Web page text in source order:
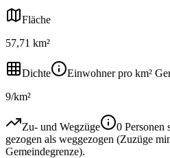
Fläche
57,71 km²
Dichte
Einwohner pro km²
9/km²
Zu- und Wegzüge
0 Personen
gezogen als weggezogen (Zuzüge
Gemeindegrenze).